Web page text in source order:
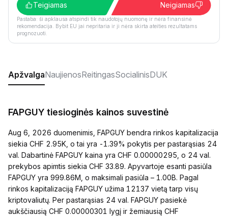
Teigiamas
Neigiamas
Pastaba: ši apklausa atspindi tik naudotojų nuomonę ir nėra finansinė
rekomendacija. Bybit EU jai nepritaria ir ji nėra skirta ateities rezultatams
prognozuoti.
ApžvalgaNaujienosReitingasSocialinisDUK
FAPGUY tiesioginės kainos suvestinė
Aug 6, 2026 duomenimis, FAPGUY bendra rinkos kapitalizacija
siekia CHF 2.95K, o tai yra -1.39% pokytis per pastarąsias 24
val. Dabartinė FAPGUY kaina yra CHF 0.00000295, o 24 val.
prekybos apimtis siekia CHF 33.89. Apyvartoje esanti pasiūla
FAPGUY yra 999.86M, o maksimali pasiūla – 1.00B. Pagal
rinkos kapitalizaciją FAPGUY užima 12137 vietą tarp visų
kriptovaliutų. Per pastarąsias 24 val. FAPGUY pasiekė
aukščiausią CHF 0.00000301 lygį ir žemiausią CHF